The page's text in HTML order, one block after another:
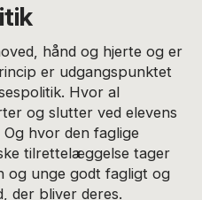
hånd og hjerte og er
er udgangspunktet
Hvor al
og slutter ved elevens
hvor den faglige
tilrettelæggelse tager
unge godt fagligt og
der bliver deres.